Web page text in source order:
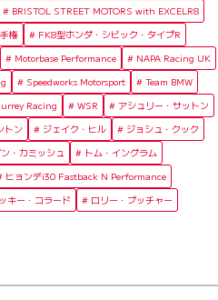
BRISTOL STREET MOTORS with EXCELR8
権
FK8型ホンダ・シビック・タイプR
Motorbase Performance
NAPA Racing UK
Speedworks Motorsport
Team BMW
Racing WSR
アシュリー・サットン
トン ジェイク・ヒル
ジョシュ・クック
・カミッシュ
トム・イングラム
ヒョンデi30 Fastback N Performance
キー・コラード ロリー・ブッチャー